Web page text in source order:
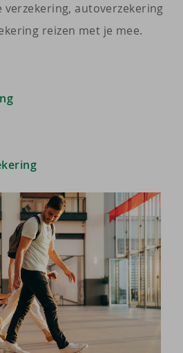
autoverzekering
reizen met je mee.